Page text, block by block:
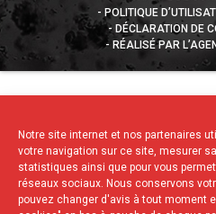
Notre site internet et nos partenaires
votre navigation sur ce site, mesurer
statistiques ainsi que pour vous
réseaux sociaux. Nous conservons
pouvez changer d'avis à tout moment
POLITIQUE
DÉCLARATION DE
RÉALISÉ PAR